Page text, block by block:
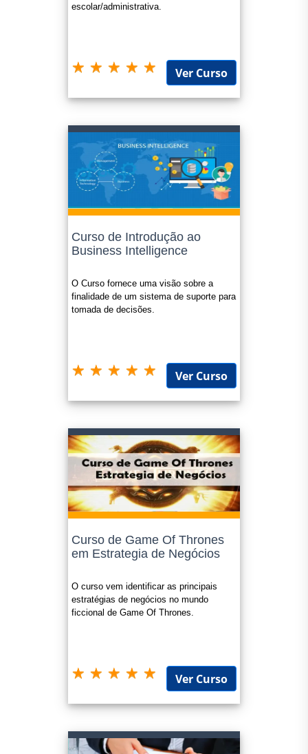
escolar/administrativa.
Ver Curso
Curso de Introdução ao
Business Intelligence
O Curso fornece uma visão sobre a
finalidade de um sistema de suporte para
tomada de decisões.
Ver Curso
Curso de Game Of Thrones
em Estrategia de Negócios
O curso vem identificar as principais
estratégias de negócios no mundo
ficcional de Game Of Thrones.
Ver Curso